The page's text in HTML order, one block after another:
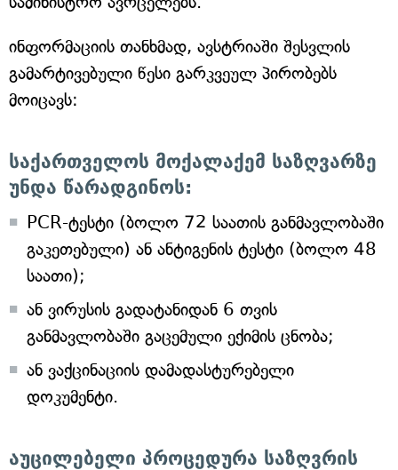
ინფორმაციის თანხმად, ავსტრიაში შესვლის
გამარტივებული წესი გარკვეულ პირობებს
მოიცავს:
საქართველოს მოქალაქემ საზღვარზე
უნდა წარადგინოს:
PCR-ტესტი (ბოლო 72 საათის განმავლობაში
გაკეთებული) ან ანტიგენის ტესტი (ბოლო 48
საათი);
ან ვირუსის გადატანიდან 6 თვის
განმავლობაში გაცემული ექიმის ცნობა;
ან ვაქცინაციის დამადასტურებელი
დოკუმენტი.
აუცილებელი პროცედურა საზღვრის